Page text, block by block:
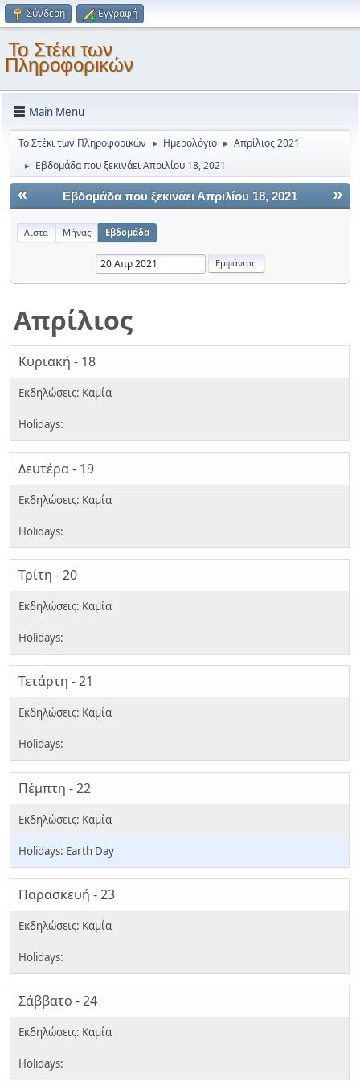
Σύνδεση Εγγραφή
Το Στέκι των
Πληροφορικών
Main Menu
Το Στέκι των Πληροφορικών ► Ημερολόγιο ► Απρίλιος 2021
► Εβδομάδα που ξεκινάει Απριλίου 18, 2021
« »
Εβδομάδα που ξεκινάει Απριλίου 18, 2021
Λίστα Μήνας Εβδομάδα
Απρίλιος
Κυριακή - 18
Δευτέρα - 19
Τρίτη - 20
Τετάρτη - 21
Πέμπτη - 22
Earth Day
Παρασκευή - 23
Σάββατο - 24